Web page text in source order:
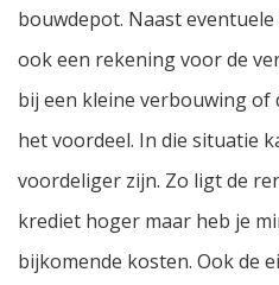
bouwdepot. Naast
ook een rekening voor de
bij een kleine verbouwing
het voordeel. In die situatie
voordeliger zijn. Zo ligt de
krediet hoger maar heb je
bijkomende kosten. Ook de